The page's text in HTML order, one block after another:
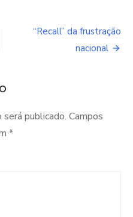
“Recall” da frustração
nacional
publicado. Campos
*